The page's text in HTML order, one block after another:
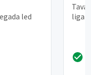
led
Tava
liga